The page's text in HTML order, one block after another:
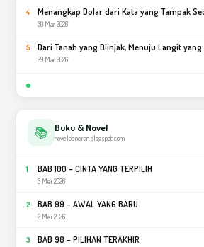
4 Menangkap Dolar dari Kata yang Tampak
30 Mar 2026
5 Dari Tanah yang Diinjak, Menuju Langit
29 Mar 2026
📚 Buku & Novel
novelbeneran.blogspot.com
1 BAB 100 – CINTA YANG TERPILIH
3 Mei 2026
2 BAB 99 – AWAL YANG BARU
2 Mei 2026
3 BAB 98 – PILIHAN TERAKHIR